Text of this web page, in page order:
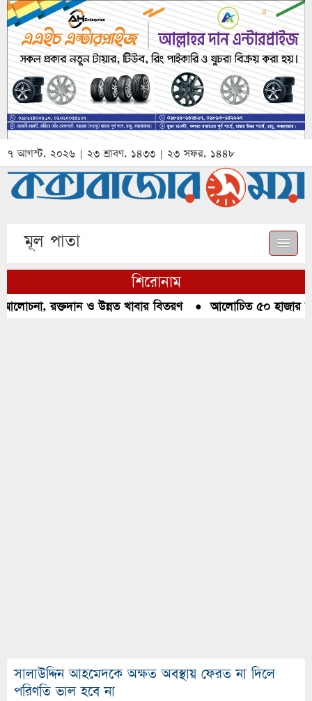
৭ আগস্ট, ২০২৬ | ২৩ শ্রাবণ, ১৪৩৩ | ২৩ সফর, ১৪৪৮
মূল পাতা
শিরোনাম
রক্তদান ও উন্নত খাবার বিতরণ●আলোচিত ৫০ হাজার
সালাউদ্দিন আহমেদকে অক্ষত অবস্থায় ফেরত না দিলে
পরিণতি ভাল হবে না